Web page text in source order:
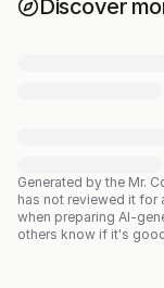
Discover
Generated by the Mr.
has not reviewed it for
when preparing AI-
others know if it's